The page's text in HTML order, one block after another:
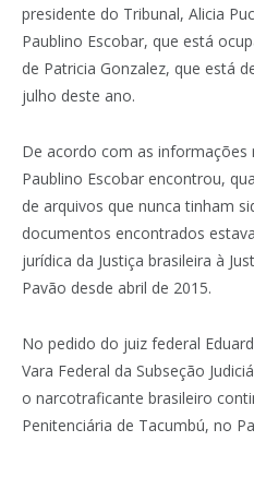
presidente do Tribunal, Alicia
Paublino Escobar, que está
de Patricia Gonzalez, que está
julho deste ano.
De acordo com as informações
Paublino Escobar encontrou,
de arquivos que nunca tinham
documentos encontrados
jurídica da Justiça brasileira à
Pavão desde abril de 2015.
No pedido do juiz federal
Vara Federal da Subseção
o narcotraficante brasileiro
Penitenciária de Tacumbú, no